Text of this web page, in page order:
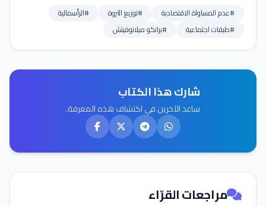
#عدم المساواة الاقتصادية #توزيع الثروة
#الرأسمالية
#طبقات اجتماعية
#برانكو ميلانوفيتش
شارك هذا الكتاب
ساعد الآخرين في اكتشاف هذه المعرفة.
مراجعات القرّاء